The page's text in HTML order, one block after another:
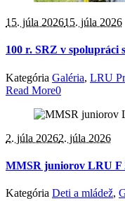
15. júla 202615. júla 2026
100 r. SRZ v spolupráci
Kategória Galéria, LRU
Read More0
2. júla 20262. júla 2026
MMSR juniorov LRU F
Kategória Deti a mládež,